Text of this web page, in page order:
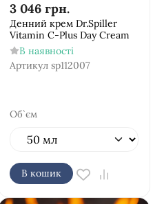
3 046 грн.
Денний крем Dr.Spiller
Vitamin C-Plus Day Cream
В наявності
Артикул sp112007
Об`єм
В кошик